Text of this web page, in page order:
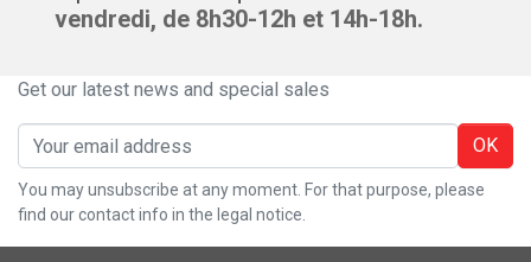
vendredi, de 8h30-12h et 14h-18h.
Get our latest news and special sales
OK
You may unsubscribe at any moment. For that purpose, please
find our contact info in the legal notice.